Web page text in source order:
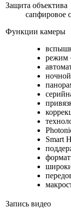
Защита объектива
сапфировое
Функции камеры
режим
Smart
Запись видео